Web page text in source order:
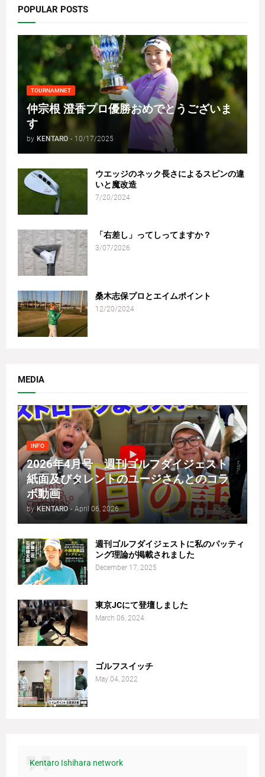
POPULAR POSTS
TOURNAMNET
仲宗根 澄香プロ優勝おめでとうございま
す
by KENTARO - 10/17/2025
ウエッジのネック長さによるスピンの違
いと魔改造
7/20/2024
「右差し」ってしってますか？
3/07/2026
桑木志保プロとエイムポイント
12/20/2024
MEDIA
INFO
2026年4月号 週刊ゴルフダイジェスト
紙面及びタレントのユージさんとのコラ
ボ動画
by KENTARO - April 06, 2026
週刊ゴルフダイジェストに私のパッティ
ング理論が掲載されました
December 17, 2025
東京JCにて登壇しました
March 06, 2024
ゴルフスイッチ
May 04, 2022
Kentaro Ishihara network